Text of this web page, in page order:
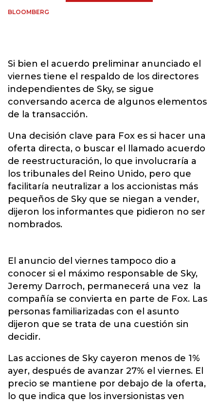
BLOOMBERG
Si bien el acuerdo preliminar anunciado el
viernes tiene el respaldo de los directores
independientes de Sky, se sigue
conversando acerca de algunos elementos
de la transacción.
Una decisión clave para Fox es si hacer una
oferta directa, o buscar el llamado acuerdo
de reestructuración, lo que involucraría a
los tribunales del Reino Unido, pero que
facilitaría neutralizar a los accionistas más
pequeños de Sky que se niegan a vender,
dijeron los informantes que pidieron no ser
nombrados.
El anuncio del viernes tampoco dio a
conocer si el máximo responsable de Sky,
Jeremy Darroch, permanecerá una vez la
compañía se convierta en parte de Fox. Las
personas familiarizadas con el asunto
dijeron que se trata de una cuestión sin
decidir.
Las acciones de Sky cayeron menos de 1%
ayer, después de avanzar 27% el viernes. El
precio se mantiene por debajo de la oferta,
lo que indica que los inversionistas ven